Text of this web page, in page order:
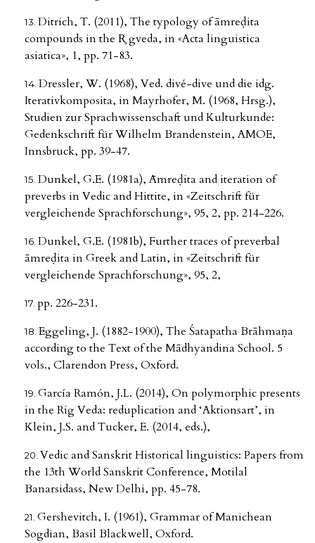
Ditrich, T. (2011), The typology of āmreḍita
compounds in the R̥ gveda, in «Acta linguistica
asiatica», 1, pp. 71-83.
Dressler, W. (1968), Ved. divé-dive und die idg.
Iterativkomposita, in Mayrhofer, M. (1968, Hrsg.),
Studien zur Sprachwissenschaft und Kulturkunde:
Gedenkschrift für Wilhelm Brandenstein, AMOE,
Innsbruck, pp. 39-47.
Dunkel, G.E. (1981a), Āmreḍita and iteration of
preverbs in Vedic and Hittite, in «Zeitschrift für
vergleichende Sprachforschung», 95, 2, pp. 214-226.
Dunkel, G.E. (1981b), Further traces of preverbal
āmreḍita in Greek and Latin, in «Zeitschrift für
vergleichende Sprachforschung», 95, 2,
pp. 226-231.
Eggeling, J. (1882-1900), The Śatapatha Brāhmaṇa
according to the Text of the Mādhyandina School. 5
vols., Clarendon Press, Oxford.
García Ramón, J.L. (2014), On polymorphic presents
in the Rig Veda: reduplication and ‘Aktionsart’, in
Klein, J.S. and Tucker, E. (2014, eds.),
Vedic and Sanskrit Historical linguistics: Papers from
the 13th World Sanskrit Conference, Motilal
Banarsidass, New Delhi, pp. 45-78.
Gershevitch, I. (1961), Grammar of Manichean
Sogdian, Basil Blackwell, Oxford.